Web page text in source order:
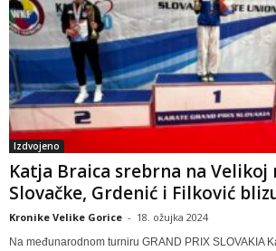
Izdvojeno
Katja Braica srebrna na Velikoj
Slovačke, Grdenić i Filković
Kronike Velike Gorice - 18. ožujka 2024
Na međunarodnom turniru GRAND PRIX SLOVAKIA